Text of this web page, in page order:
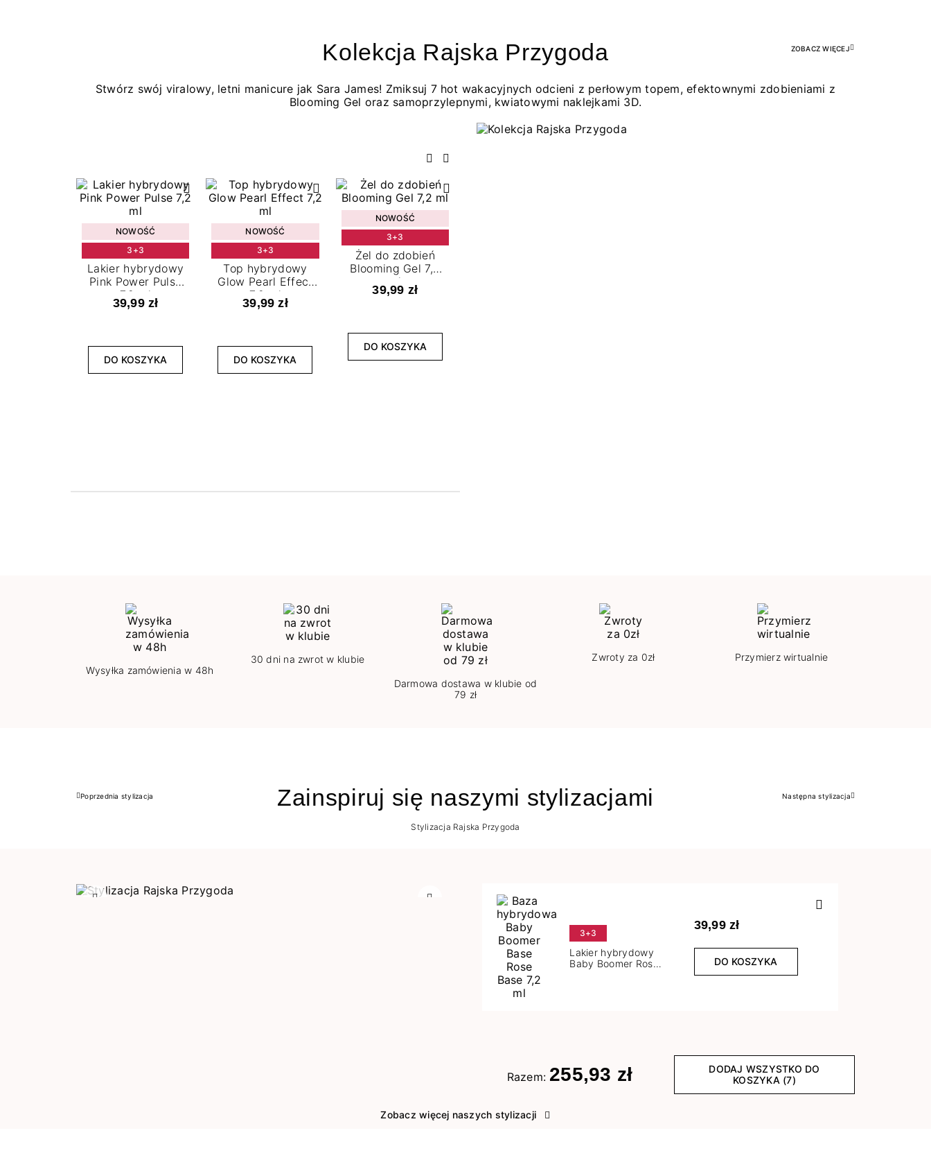
Kolekcja Rajska Przygoda ZOBACZ WIĘCEJ
Stwórz swój viralowy, letni manicure jak Sara James! Zmiksuj 7 hot wakacyjnych odcieni z perłowym topem, efektownymi zdobieniami z
Blooming Gel oraz samoprzylepnymi, kwiatowymi naklejkami 3D.
Poprzedni
Następny
NOWOŚĆ
3+3
Lakier hybrydowy
Pink Power Pulse
7,2 ml
39,99 zł
DO KOSZYKA
NOWOŚĆ
3+3
Top hybrydowy
Glow Pearl Effect
7,2 ml
39,99 zł
DO KOSZYKA
NOWOŚĆ
3+3
Żel do zdobień
Blooming Gel 7,2
ml
39,99 zł
DO KOSZYKA
Wysyłka zamówienia w 48h
30 dni na zwrot w klubie
Darmowa dostawa w klubie od
79 zł
Zwroty za 0zł Przymierz wirtualnie
Zainspiruj się naszymi stylizacjami
Poprzedni
Poprzednia stylizacja Następny
Następna stylizacja
Stylizacja Rajska Przygoda
3+3
Lakier hybrydowy
Baby Boomer Rose
39,99 zł
DO KOSZYKA
Razem: 255,93 zł
DODAJ WSZYSTKO DO
KOSZYKA (7)
Zobacz więcej naszych stylizacji